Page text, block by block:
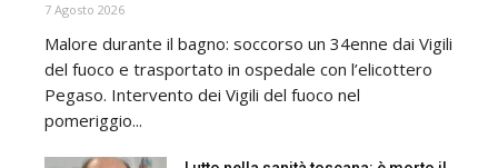
7 Agosto 2026
Malore durante il bagno: soccorso un 34enne dai Vigili
del fuoco e trasportato in ospedale con l’elicottero
Pegaso. Intervento dei Vigili del fuoco nel
pomeriggio...